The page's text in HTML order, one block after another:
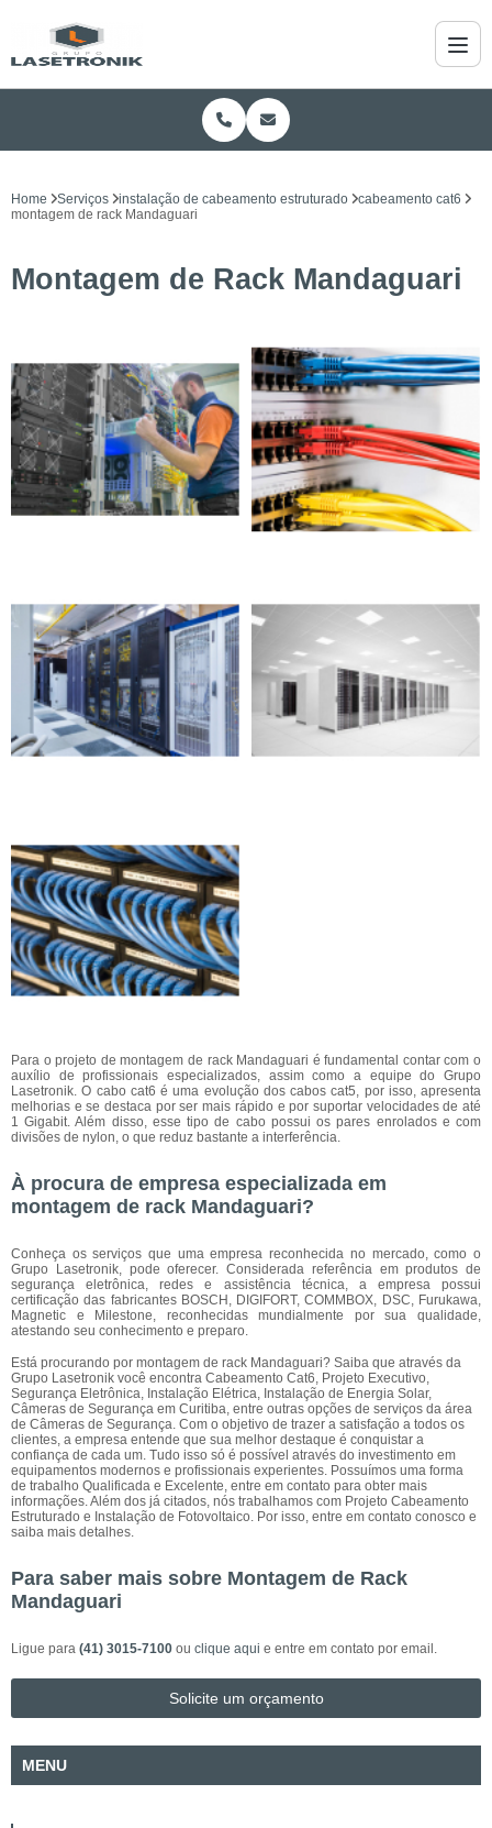
Home Serviços instalação de cabeamento estruturado
cabeamento cat6
montagem de rack Mandaguari
Montagem de Rack Mandaguari
Para o projeto de montagem de rack Mandaguari é fundamental contar com o
auxílio de profissionais especializados, assim como a equipe do Grupo
Lasetronik. O cabo cat6 é uma evolução dos cabos cat5, por isso, apresenta
melhorias e se destaca por ser mais rápido e por suportar velocidades de até
1 Gigabit. Além disso, esse tipo de cabo possui os pares enrolados e com
divisões de nylon, o que reduz bastante a interferência.
À procura de empresa especializada em
montagem de rack Mandaguari?
Conheça os serviços que uma empresa reconhecida no mercado, como o
Grupo Lasetronik, pode oferecer. Considerada referência em produtos de
segurança eletrônica, redes e assistência técnica, a empresa possui
certificação das fabricantes BOSCH, DIGIFORT, COMMBOX, DSC, Furukawa,
Magnetic e Milestone, reconhecidas mundialmente por sua qualidade,
atestando seu conhecimento e preparo.
Está procurando por montagem de rack Mandaguari? Saiba que através da
Grupo Lasetronik você encontra Cabeamento Cat6, Projeto Executivo,
Segurança Eletrônica, Instalação Elétrica, Instalação de Energia Solar,
Câmeras de Segurança em Curitiba, entre outras opções de serviços da área
de Câmeras de Segurança. Com o objetivo de trazer a satisfação a todos os
clientes, a empresa entende que sua melhor destaque é conquistar a
confiança de cada um. Tudo isso só é possível através do investimento em
equipamentos modernos e profissionais experientes. Possuímos uma forma
de trabalho Qualificada e Excelente, entre em contato para obter mais
informações. Além dos já citados, nós trabalhamos com Projeto Cabeamento
Estruturado e Instalação de Fotovoltaico. Por isso, entre em contato conosco e
saiba mais detalhes.
Para saber mais sobre Montagem de Rack
Mandaguari
Ligue para (41) 3015-7100 ou clique aqui e entre em contato por email.
Solicite um orçamento
MENU